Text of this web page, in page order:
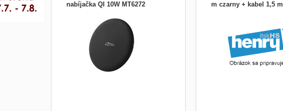
nabíjačka QI 10W MT6272
m czarny + kabel 1,5 m